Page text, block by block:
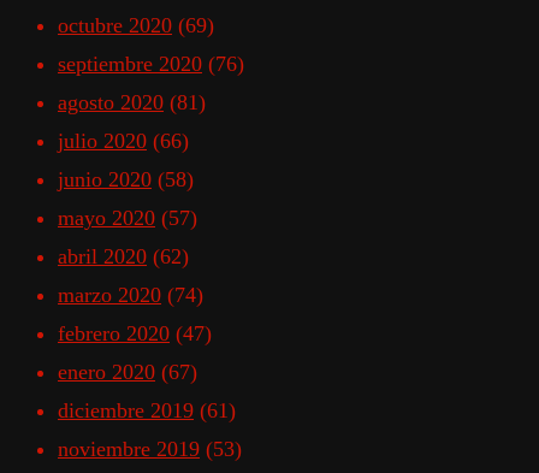
octubre 2020 (69)
septiembre 2020 (76)
agosto 2020 (81)
julio 2020 (66)
junio 2020 (58)
mayo 2020 (57)
abril 2020 (62)
marzo 2020 (74)
febrero 2020 (47)
enero 2020 (67)
diciembre 2019 (61)
noviembre 2019 (53)